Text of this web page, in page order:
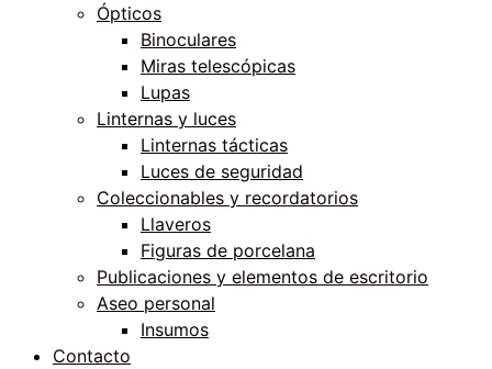
Ópticos
Binoculares
Miras telescópicas
Lupas
Linternas y luces
Linternas tácticas
Luces de seguridad
Coleccionables y recordatorios
Llaveros
Figuras de porcelana
Publicaciones y elementos de escritorio
Aseo personal
Insumos
Contacto